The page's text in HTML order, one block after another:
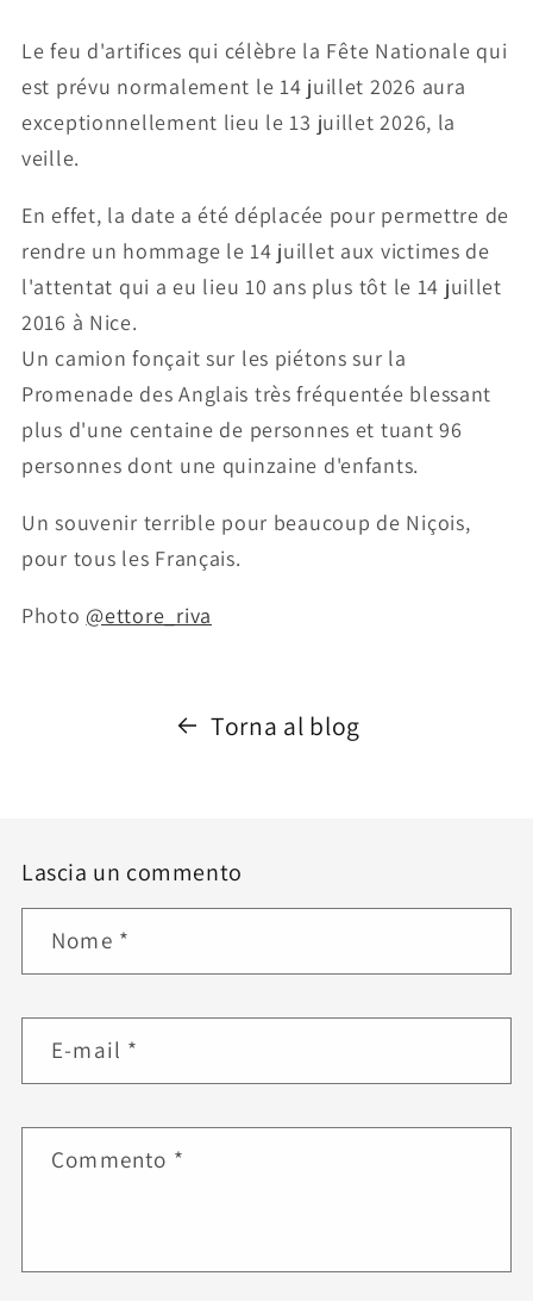
Le feu d'artifices qui célèbre la Fête Nationale qui
est prévu normalement le 14 juillet 2026 aura
exceptionnellement lieu le 13 juillet 2026, la
veille.
En effet, la date a été déplacée pour permettre de
rendre un hommage le 14 juillet aux victimes de
l'attentat qui a eu lieu 10 ans plus tôt le 14 juillet
2016 à Nice.
Un camion fonçait sur les piétons sur la
Promenade des Anglais très fréquentée blessant
plus d'une centaine de personnes et tuant 96
personnes dont une quinzaine d'enfants.
Un souvenir terrible pour beaucoup de Niçois,
pour tous les Français.
Photo @ettore_riva
Torna al blog
Lascia un commento
Nome *
E-mail *
Commento *